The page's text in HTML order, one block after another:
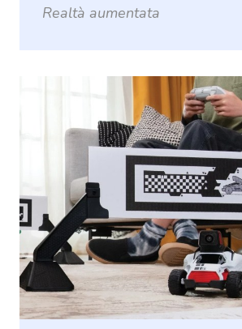
Realtà aumentata